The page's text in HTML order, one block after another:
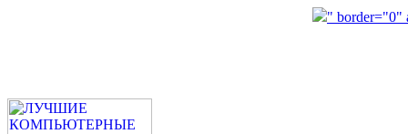
" border="0"